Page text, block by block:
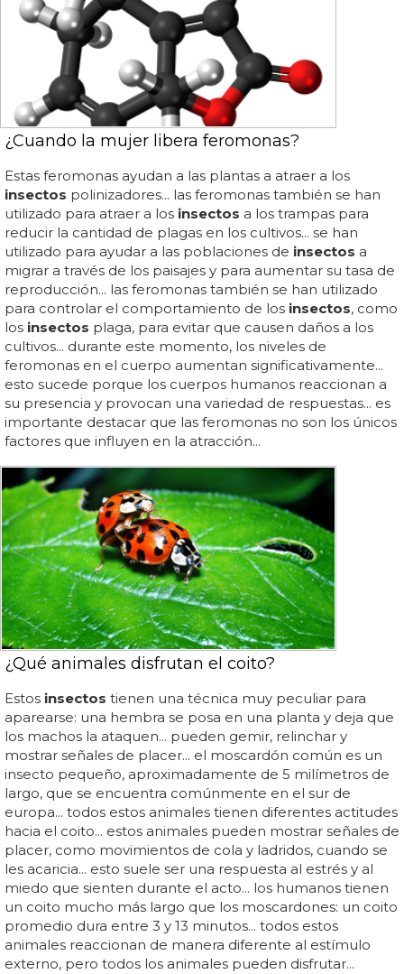
¿Cuando la mujer libera feromonas?
Estas feromonas ayudan a las plantas a atraer a los
insectos polinizadores... las feromonas también se han
utilizado para atraer a los insectos a los trampas para
reducir la cantidad de plagas en los cultivos... se han
utilizado para ayudar a las poblaciones de insectos a
migrar a través de los paisajes y para aumentar su tasa de
reproducción... las feromonas también se han utilizado
para controlar el comportamiento de los insectos, como
los insectos plaga, para evitar que causen daños a los
cultivos... durante este momento, los niveles de
feromonas en el cuerpo aumentan significativamente...
esto sucede porque los cuerpos humanos reaccionan a
su presencia y provocan una variedad de respuestas... es
importante destacar que las feromonas no son los únicos
factores que influyen en la atracción...
¿Qué animales disfrutan el coito?
Estos insectos tienen una técnica muy peculiar para
aparearse: una hembra se posa en una planta y deja que
los machos la ataquen... pueden gemir, relinchar y
mostrar señales de placer... el moscardón común es un
insecto pequeño, aproximadamente de 5 milímetros de
largo, que se encuentra comúnmente en el sur de
europa... todos estos animales tienen diferentes actitudes
hacia el coito... estos animales pueden mostrar señales de
placer, como movimientos de cola y ladridos, cuando se
les acaricia... esto suele ser una respuesta al estrés y al
miedo que sienten durante el acto... los humanos tienen
un coito mucho más largo que los moscardones: un coito
promedio dura entre 3 y 13 minutos... todos estos
animales reaccionan de manera diferente al estímulo
externo, pero todos los animales pueden disfrutar...